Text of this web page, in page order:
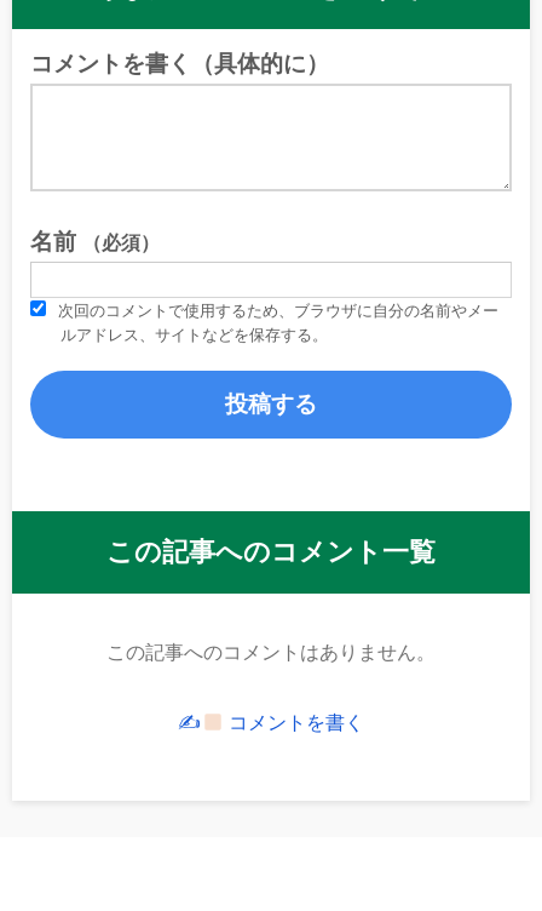
コメントを書く（具体的に）
名前 （必須）
次回のコメントで使用するため、ブラウザに自分の名前やメー
ルアドレス、サイトなどを保存する。
この記事へのコメント一覧
この記事へのコメントはありません。
✍ コメントを書く